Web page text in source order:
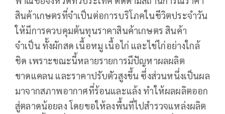
สินค้าเกษตรที่จำเป็นต่อการบริโภคในชีวิตประจำวัน
ให้มีการควบคุมต้นทุนราคาสินค้าเกษตร สินค้า
จำเป็น ทั้งผักสด เนื้อหมู เนื้อไก่ และไข่ไก่อย่างใกล้
ชิด เพราะขณะนี้หลายรายการมีปัญหาผลผลิต
ขาดแคลน และราคาปรับตัวสูงขึ้น ซึ่งส่วนหนึ่งเป็นผล
มาจากสภาพอากาศที่ร้อนและแล้ง ทำให้ผลผลิตออก
สู่ตลาดน้อยลง โดยขอให้ลงพื้นที่ไปสำรวจแหล่งผลิต